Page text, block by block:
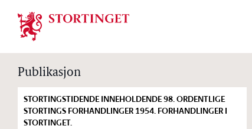
Stortinget.no
Publikasjon
STORTINGSTIDENDE INNEHOLDENDE 98. ORDENTLIGE
STORTINGS FORHANDLINGER 1954. FORHANDLINGER I
STORTINGET.